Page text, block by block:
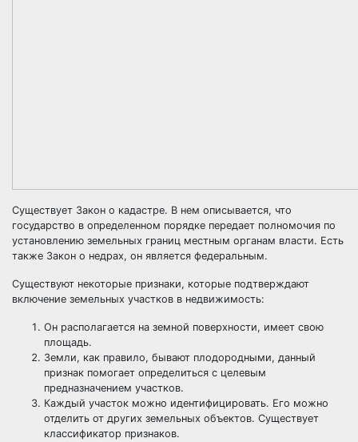
Существует Закон о кадастре. В нем описывается, что
государство в определенном порядке передает полномочия по
установлению земельных границ местным органам власти. Есть
также Закон о недрах, он является федеральным.
Существуют некоторые признаки, которые подтверждают
включение земельных участков в недвижимость:
Он располагается на земной поверхности, имеет свою
площадь.
Земли, как правило, бывают плодородными, данный
признак помогает определиться с целевым
предназначением участков.
Каждый участок можно идентифицировать. Его можно
отделить от других земельных объектов. Существует
классификатор признаков.